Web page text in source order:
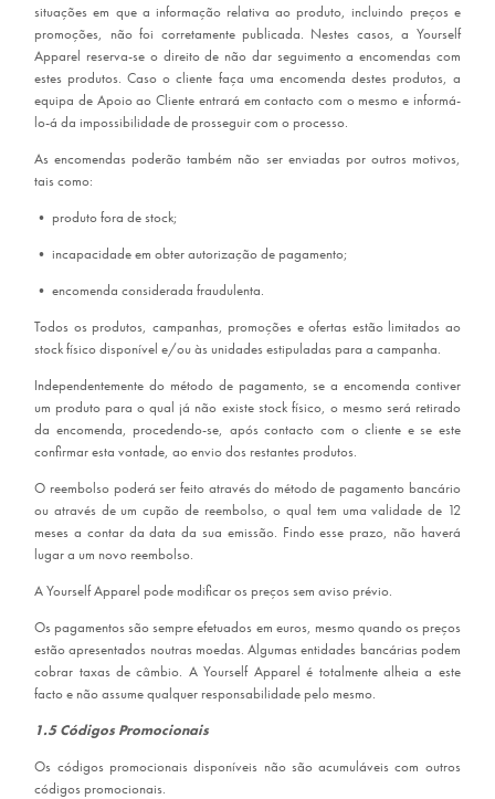
situações em que a informação relativa ao produto, incluindo preços e
promoções, não foi corretamente publicada. Nestes casos, a Yourself
Apparel reserva-se o direito de não dar seguimento a encomendas com
estes produtos. Caso o cliente faça uma encomenda destes produtos, a
equipa de Apoio ao Cliente entrará em contacto com o mesmo e informá-
lo-á da impossibilidade de prosseguir com o processo.
As encomendas poderão também não ser enviadas por outros motivos,
tais como:
• produto fora de stock;
• incapacidade em obter autorização de pagamento;
• encomenda considerada fraudulenta.
Todos os produtos, campanhas, promoções e ofertas estão limitados ao
stock físico disponível e/ou às unidades estipuladas para a campanha.
Independentemente do método de pagamento, se a encomenda contiver
um produto para o qual já não existe stock físico, o mesmo será retirado
da encomenda, procedendo-se, após contacto com o cliente e se este
confirmar esta vontade, ao envio dos restantes produtos.
O reembolso poderá ser feito através do método de pagamento bancário
ou através de um cupão de reembolso, o qual tem uma validade de 12
meses a contar da data da sua emissão. Findo esse prazo, não haverá
lugar a um novo reembolso.
A Yourself Apparel pode modificar os preços sem aviso prévio.
Os pagamentos são sempre efetuados em euros, mesmo quando os preços
estão apresentados noutras moedas. Algumas entidades bancárias podem
cobrar taxas de câmbio. A Yourself Apparel é totalmente alheia a este
facto e não assume qualquer responsabilidade pelo mesmo.
1.5 Códigos Promocionais
Os códigos promocionais disponíveis não são acumuláveis com outros
códigos promocionais.